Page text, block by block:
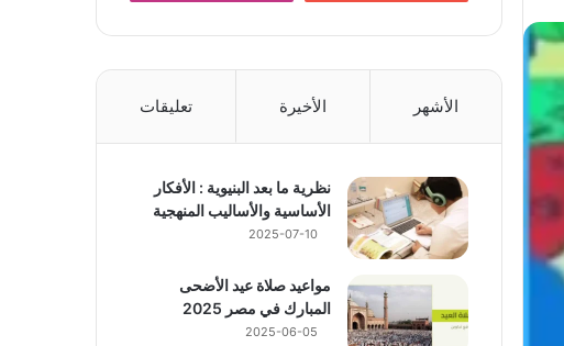
الأشهر الأخيرة تعليقات
نظرية ما بعد البنيوية : الأفكار
الأساسية والأساليب المنهجية
2025-07-10
مواعيد صلاة عيد الأضحى
المبارك في مصر 2025
2025-06-05